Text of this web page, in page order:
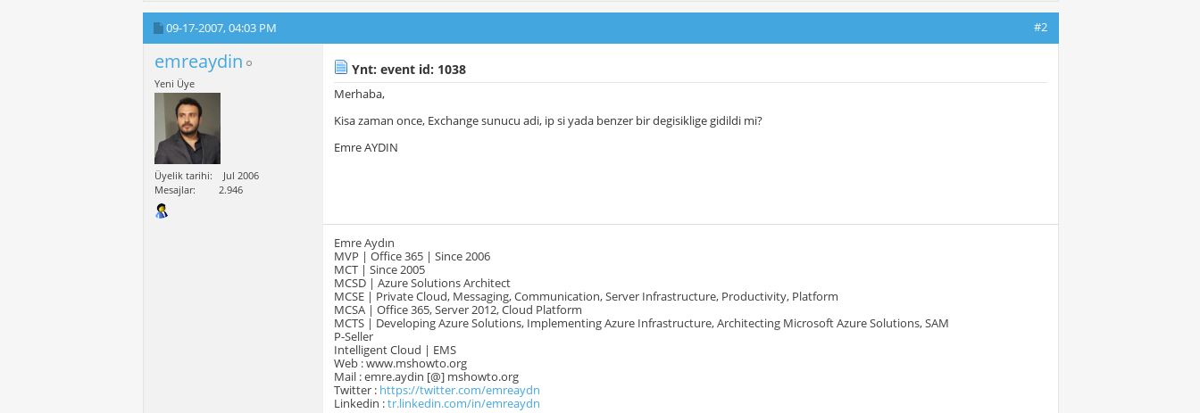
09-17-2007,04:03 PM #2
emreaydin
Yeni Üye
Üyelik tarihi
Jul 2006
Mesajlar
2.946
Ynt: event id: 1038
Merhaba,
Kisa zaman once, Exchange sunucu adi, ip si yada benzer bir degisiklige gidildi mi?
Emre AYDIN
Emre Aydın
MVP | Office 365 | Since 2006
MCT | Since 2005
MCSD | Azure Solutions Architect
MCSE | Private Cloud, Messaging, Communication, Server Infrastructure, Productivity, Platform
MCSA | Office 365, Server 2012, Cloud Platform
MCTS | Developing Azure Solutions, Implementing Azure Infrastructure, Architecting Microsoft Azure Solutions, SAM
P-Seller
Intelligent Cloud | EMS
Web : www.mshowto.org
Mail : emre.aydin [@] mshowto.org
Twitter : https://twitter.com/emreaydn
Linkedin :tr.linkedin.com/in/emreaydn